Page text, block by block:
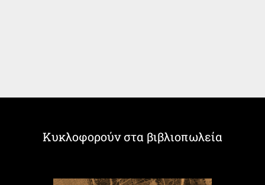
Κυκλοφορούν στα βιβλιοπωλεία